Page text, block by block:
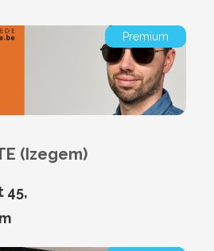
Premium
(Izegem)
45,